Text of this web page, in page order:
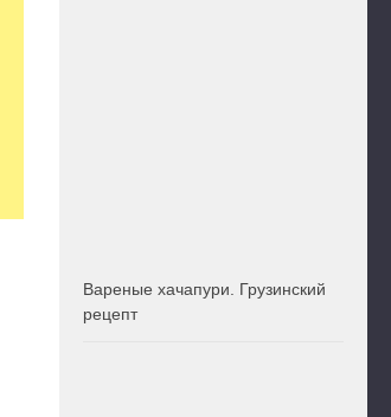
Вареные хачапури. Грузинский
рецепт